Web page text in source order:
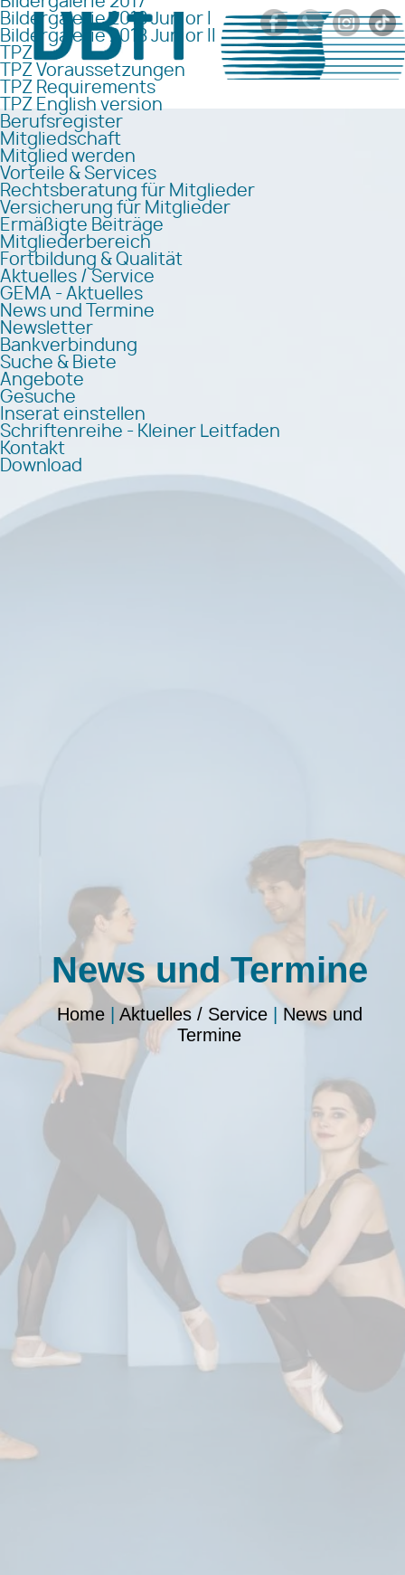
Bildergalerie 2018 Junior I
Bildergalerie 2018 Junior II
TPZ
TPZ Voraussetzungen
TPZ Requirements
TPZ English version
Berufsregister
Mitgliedschaft
Mitglied werden
Vorteile & Services
Rechtsberatung für Mitglieder
Versicherung für Mitglieder
Ermäßigte Beiträge
Mitgliederbereich
Fortbildung & Qualität
Aktuelles / Service
GEMA - Aktuelles
News und Termine
Newsletter
Bankverbindung
Suche & Biete
Angebote
Gesuche
Inserat einstellen
Schriftenreihe - Kleiner Leitfaden
Kontakt
Download
News und Termine
Home| Aktuelles / Service| News und
Termine